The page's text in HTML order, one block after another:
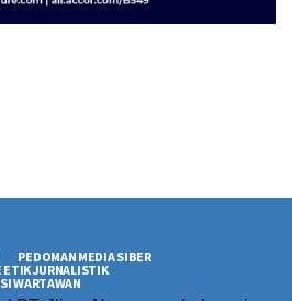
PEDOMAN MEDIA SIBER
ETIK JURNALISTIK
WARTAWAN